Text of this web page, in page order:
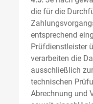
die für die
entsprechend
Prüfdienstleister
verarbeiten die
ausschließlich
technischen
Abrechnung und